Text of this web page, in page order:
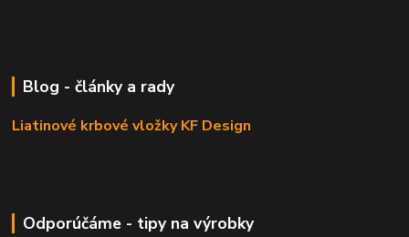
Blog - články a rady
Liatinové krbové vložky KF Design
Odporúčáme - tipy na výrobky